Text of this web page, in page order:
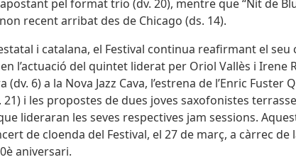
pel format trio (dv. 20), mentre que “Nit de
recent arribat des de Chicago (ds. 14).
estatal i catalana, el Festival continua reafirmant el
l’actuació del quintet liderat per Oriol Vallès i Irene
(dv. 6) a la Nova Jazz Cava, l’estrena de l’Enric
21) i les propostes de dues joves saxofonistes
lideraran les seves respectives jam sessions.
de cloenda del Festival, el 27 de març, a càrrec de
aniversari.